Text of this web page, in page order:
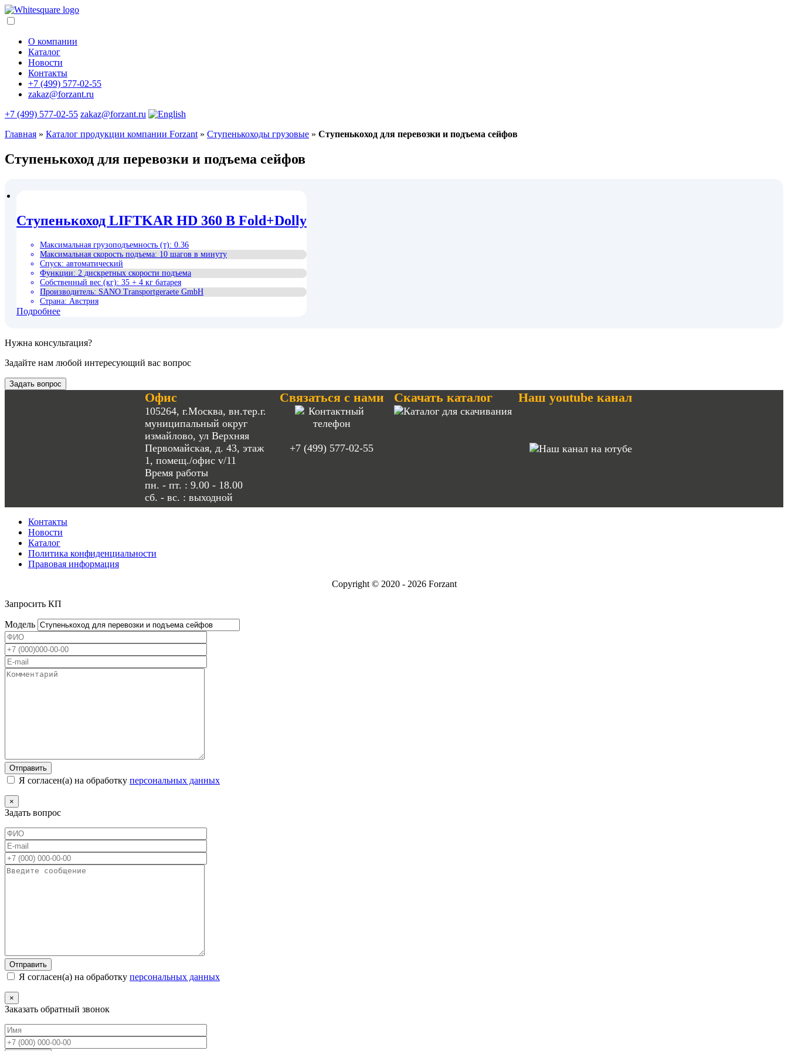
О компании
Каталог
Новости
Контакты
+7 (499) 577-02-55
zakaz@forzant.ru
+7 (499) 577-02-55 zakaz@forzant.ru
Главная » Каталог продукции компании Forzant » Ступенькоходы грузовые » Ступенькоход для перевозки и подъема сейфов
Ступенькоход для перевозки и подъема сейфов
Ступенькоход LIFTKAR HD 360 B Fold+Dolly
Максимальная грузоподъемность (т): 0.36
Максимальная скорость подъема: 10 шагов в минуту
Спуск: автоматический
Функции: 2 дискретных скорости подъема
Собственный вес (кг): 35 + 4 кг батарея
Производитель: SANO Transportgeraete GmbH
Страна: Австрия
Подробнее
Нужна консультация?
Задайте нам любой интересующий вас вопрос
Задать вопрос
Офис
105264, г.Москва, вн.тер.г.
муниципальный округ
измайлово, ул Верхняя
Первомайская, д. 43, этаж
1, помещ./офис v/11
Время работы
пн. - пт. : 9.00 - 18.00
сб. - вс. : выходной
Связаться с нами
+7 (499) 577-02-55
Скачать каталог Наш youtube канал
Контакты
Новости
Каталог
Политика конфиденциальности
Правовая информация
Copyright © 2020 - 2026 Forzant
Запросить КП
Модель
Я согласен(а) на обработку персональных данных
×
Задать вопрос
Я согласен(а) на обработку персональных данных
×
Заказать обратный звонок